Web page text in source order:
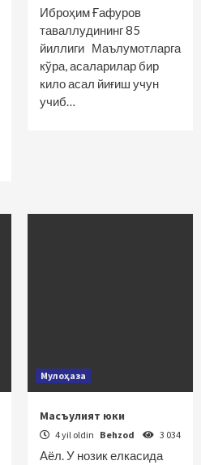
Иброҳим Ғафуров
таваллудининг 85
йиллиги Маълумотларга
кўра, асаларилар бир
кило асал йиғиш учун
учиб…
Мулоҳаза
Масъулият юки
4 yil oldin Behzod 3 034
Аёл. У нозик елкасида